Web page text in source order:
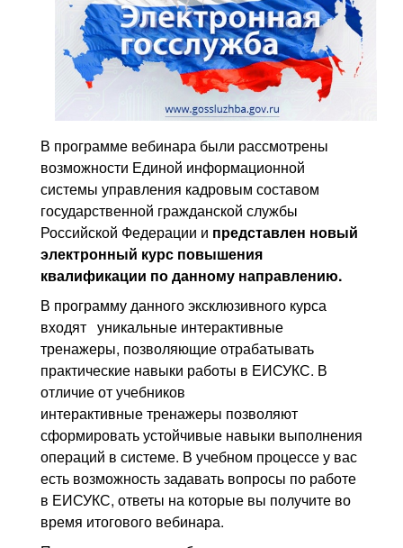
В программе вебинара были рассмотрены
возможности Единой информационной
системы управления кадровым составом
государственной гражданской службы
Российской Федерации и представлен новый
электронный курс повышения
квалификации по данному направлению.
В программу данного эксклюзивного курса
входят уникальные интерактивные
тренажеры, позволяющие отрабатывать
практические навыки работы в ЕИСУКС. В
отличие от учебников
интерактивные тренажеры позволяют
сформировать устойчивые навыки выполнения
операций в системе. В учебном процессе у вас
есть возможность задавать вопросы по работе
в ЕИСУКС, ответы на которые вы получите во
время итогового вебинара.